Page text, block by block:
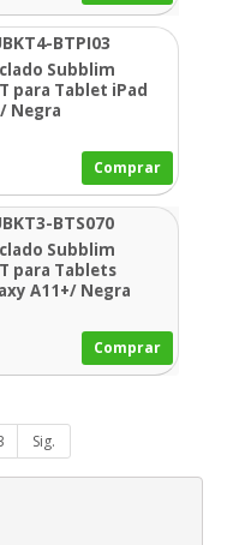
BTPI03
Subblim
para Tablet iPad
Negra
Comprar
BTS070
Subblim
para Tablets
A11+/ Negra
Comprar
Sig.